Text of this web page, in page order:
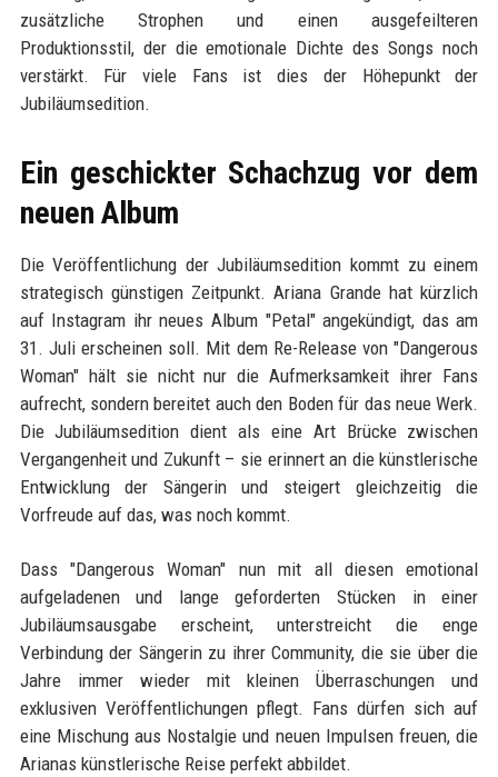
zusätzliche Strophen und einen ausgefeilteren
Produktionsstil, der die emotionale Dichte des Songs noch
verstärkt. Für viele Fans ist dies der Höhepunkt der
Jubiläumsedition.
Ein geschickter Schachzug vor dem
neuen Album
Die Veröffentlichung der Jubiläumsedition kommt zu einem
strategisch günstigen Zeitpunkt. Ariana Grande hat kürzlich
auf Instagram ihr neues Album "Petal" angekündigt, das am
31. Juli erscheinen soll. Mit dem Re-Release von "Dangerous
Woman" hält sie nicht nur die Aufmerksamkeit ihrer Fans
aufrecht, sondern bereitet auch den Boden für das neue Werk.
Die Jubiläumsedition dient als eine Art Brücke zwischen
Vergangenheit und Zukunft – sie erinnert an die künstlerische
Entwicklung der Sängerin und steigert gleichzeitig die
Vorfreude auf das, was noch kommt.
Dass "Dangerous Woman" nun mit all diesen emotional
aufgeladenen und lange geforderten Stücken in einer
Jubiläumsausgabe erscheint, unterstreicht die enge
Verbindung der Sängerin zu ihrer Community, die sie über die
Jahre immer wieder mit kleinen Überraschungen und
exklusiven Veröffentlichungen pflegt. Fans dürfen sich auf
eine Mischung aus Nostalgie und neuen Impulsen freuen, die
Arianas künstlerische Reise perfekt abbildet.